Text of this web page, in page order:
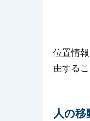
位置情
由する
人の移